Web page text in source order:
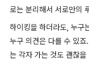
로는 분리해서 서로만의
하이킹을 하더라도, 누구
누구 의견은 다를 수 있
는 각자 가는 것도 괜찮을